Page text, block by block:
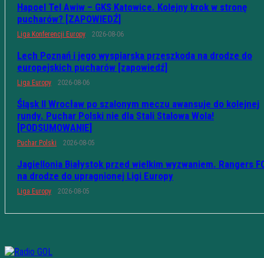
Hapoel Tel Awiw – GKS Katowice. Kolejny krok w stronę
pucharów? [ZAPOWIEDŹ]
Liga Konferencji Europy 2026-08-06
Lech Poznań i jego wyspiarska przeszkoda na drodze do
europejskich pucharów [zapowiedź]
Liga Europy 2026-08-06
Śląsk II Wrocław po szalonym meczu awansuje do kolejnej
rundy. Puchar Polski nie dla Stali Stalowa Wola!
[PODSUMOWANIE]
Puchar Polski 2026-08-05
Jagiellonia Białystok przed wielkim wyzwaniem. Rangers
na drodze do upragnionej Ligi Europy
Liga Europy 2026-08-05